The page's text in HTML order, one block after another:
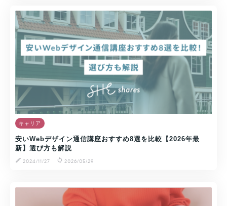
キャリア
安いWebデザイン通信講座おすすめ8選を比較【2026年最
新】選び方も解説
2024/11/27
2026/05/29